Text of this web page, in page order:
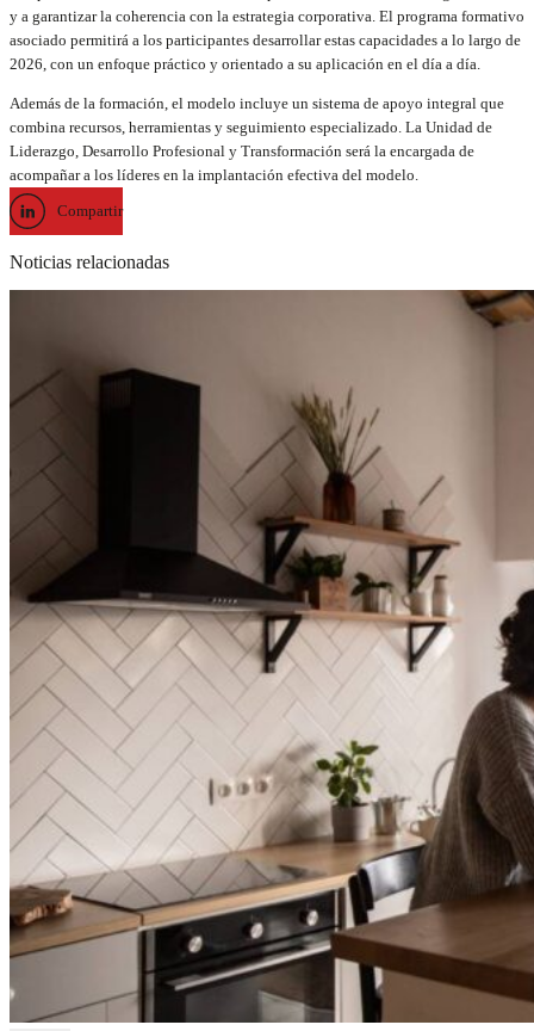
y a garantizar la coherencia con la estrategia corporativa. El programa formativo
asociado permitirá a los participantes desarrollar estas capacidades a lo largo de
2026, con un enfoque práctico y orientado a su aplicación en el día a día.
Además de la formación, el modelo incluye un sistema de apoyo integral que
combina recursos, herramientas y seguimiento especializado. La Unidad de
Liderazgo, Desarrollo Profesional y Transformación será la encargada de
acompañar a los líderes en la implantación efectiva del modelo.
Compartir
Noticias relacionadas